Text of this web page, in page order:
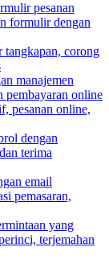
pesanan
formulir dengan
corong
manajemen
pembayaran online
pesanan online,
dengan
terima
email
pemasaran,
yang
terjemahan